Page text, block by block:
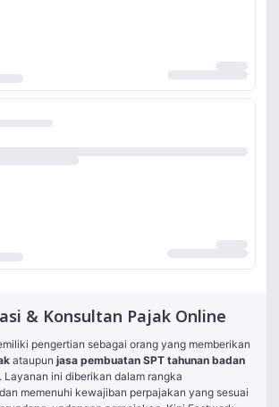
& Konsultan Pajak Online
pengertian sebagai orang yang memberikan
ataupun jasa pembuatan SPT tahunan badan
ini diberikan dalam rangka
memenuhi kewajiban perpajakan yang sesuai